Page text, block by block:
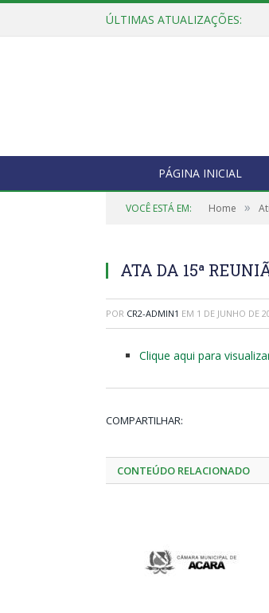
ÚLTIMAS ATUALIZAÇÕES:
PÁGINA INICIAL
VOCÊ ESTÁ EM: Home »
ATA DA 15ª
POR CR2-ADMIN1 EM 1 DE JUNHO DE
Clique aqui para
COMPARTILHAR:
CONTEÚDO RELACIONADO